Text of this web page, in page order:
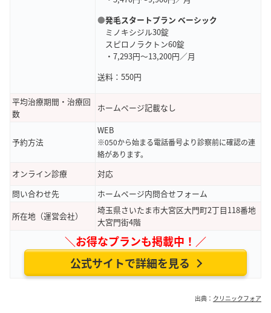
●発毛スタートプラン ベーシック
ミノキシジル30錠
スピロノラクトン60錠
・7,293円～13,200円／月
送料：550円
平均治療期間・治療回
数
ホームページ記載なし
予約方法
WEB
※050から始まる電話番号より診察前に確認の連
絡があります。
オンライン診療
対応
問い合わせ先
ホームページ内問合せフォーム
所在地（運営会社）
埼玉県さいたま市大宮区大門町2丁目118番地
大宮門街4階
＼お得なプランも掲載中！／
公式サイトで詳細を見る
出典： クリニックフォア